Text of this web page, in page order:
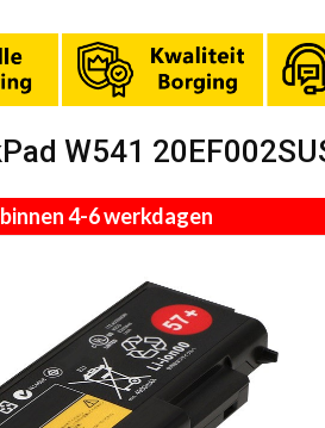
W541
4-6 werkdagen